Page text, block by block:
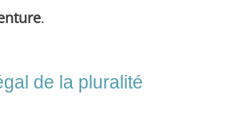
.
de la pluralité